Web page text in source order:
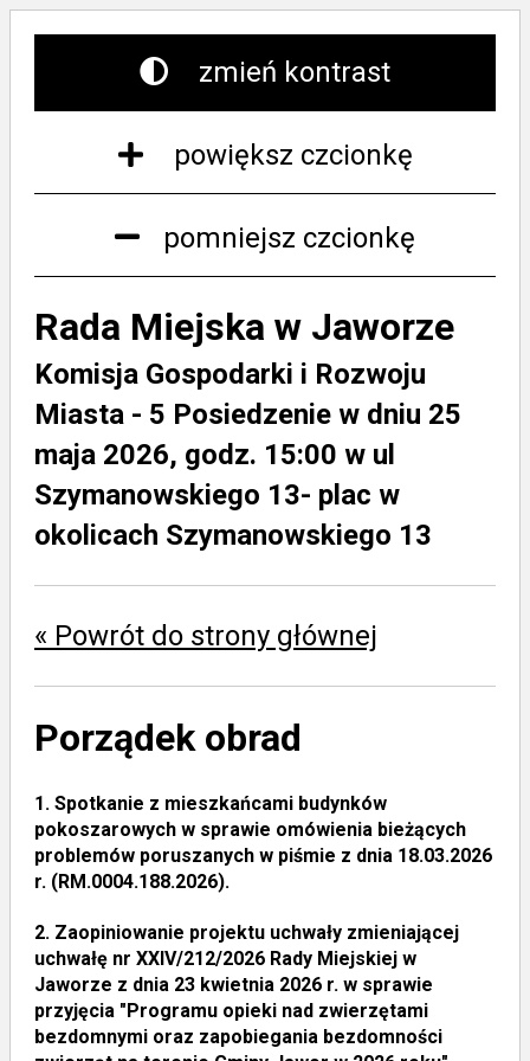
zmień kontrast
powiększ czcionkę
pomniejsz czcionkę
Rada Miejska w Jaworze
Komisja Gospodarki i Rozwoju
Miasta - 5 Posiedzenie w dniu 25
maja 2026, godz. 15:00 w ul
Szymanowskiego 13- plac w
okolicach Szymanowskiego 13
« Powrót do strony głównej
Porządek obrad
1. Spotkanie z mieszkańcami budynków
pokoszarowych w sprawie omówienia bieżących
problemów poruszanych w piśmie z dnia 18.03.2026
r. (RM.0004.188.2026).
2. Zaopiniowanie projektu uchwały zmieniającej
uchwałę nr XXIV/212/2026 Rady Miejskiej w
Jaworze z dnia 23 kwietnia 2026 r. w sprawie
przyjęcia "Programu opieki nad zwierzętami
bezdomnymi oraz zapobiegania bezdomności